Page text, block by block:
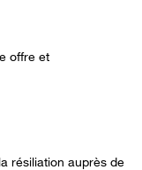
offre et
résiliation auprès de